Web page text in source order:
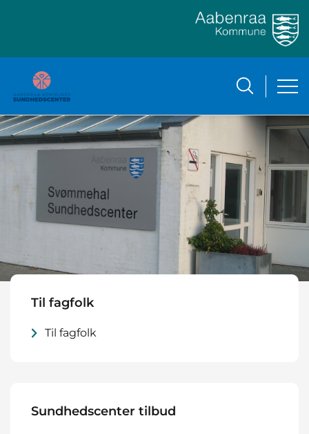
Til fagfolk
Til fagfolk
Sundhedscenter tilbud